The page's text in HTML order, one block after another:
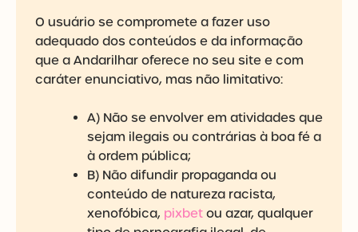
O usuário se compromete a fazer uso
adequado dos conteúdos e da informação
que a Andarilhar oferece no seu site e com
caráter enunciativo, mas não limitativo:
A) Não se envolver em atividades que
sejam ilegais ou contrárias à boa fé a
à ordem pública;
B) Não difundir propaganda ou
conteúdo de natureza racista,
xenofóbica, pixbet ou azar, qualquer